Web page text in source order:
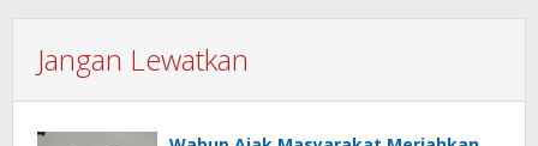
Jangan Lewatkan